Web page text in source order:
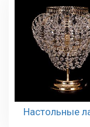
Настольные